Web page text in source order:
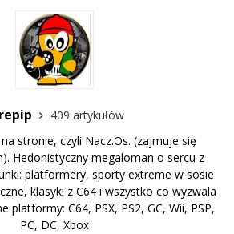
409 artykułów
stronie, czyli Nacz.Os. (zajmuje się
Hedonistyczny megaloman o sercu z
platformery, sporty extreme w sosie
klasyki z C64 i wszystko co wyzwala
platformy: C64, PSX, PS2, GC, Wii, PSP,
PC, DC, Xbox